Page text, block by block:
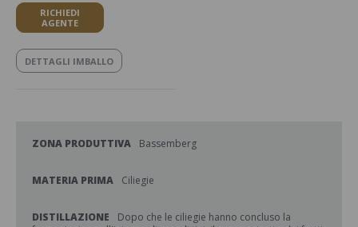
RICHIEDI
AGENTE
DETTAGLI IMBALLO
ZONA PRODUTTIVA Bassemberg
MATERIA PRIMA Ciliegie
DISTILLAZIONE
Dopo che le ciliegie hanno concluso la